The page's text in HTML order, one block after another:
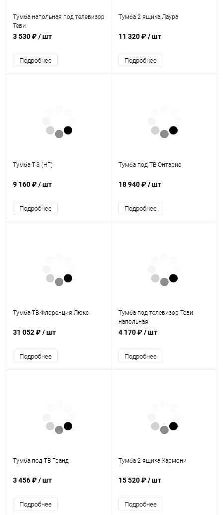
Тумба напольная под телевизор
Теви
3 530 ₽/ шт
Подробнее
Тумба 2 ящика Лаура
11 320 ₽/ шт
Подробнее
Тумба Т-3 (НГ)
9 160 ₽/ шт
Подробнее
Тумба под ТВ Онтарио
18 940 ₽/ шт
Подробнее
Тумба ТВ Флоренция Люкс
31 052 ₽/ шт
Подробнее
Тумба под телевизор Теви
напольная
4 170 ₽/ шт
Подробнее
Тумба под ТВ Гранд
3 456 ₽/ шт
Подробнее
Тумба 2 ящика Хармони
15 520 ₽/ шт
Подробнее